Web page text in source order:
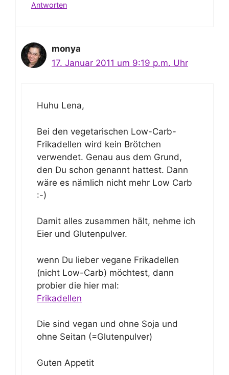
Antworten
monya
17. Januar 2011 um 9:19 p.m. Uhr
Huhu Lena,
Bei den vegetarischen Low-Carb-
Frikadellen wird kein Brötchen
verwendet. Genau aus dem Grund,
den Du schon genannt hattest. Dann
wäre es nämlich nicht mehr Low Carb
:-)
Damit alles zusammen hält, nehme ich
Eier und Glutenpulver.
wenn Du lieber vegane Frikadellen
(nicht Low-Carb) möchtest, dann
probier die hier mal:
Frikadellen
Die sind vegan und ohne Soja und
ohne Seitan (=Glutenpulver)
Guten Appetit